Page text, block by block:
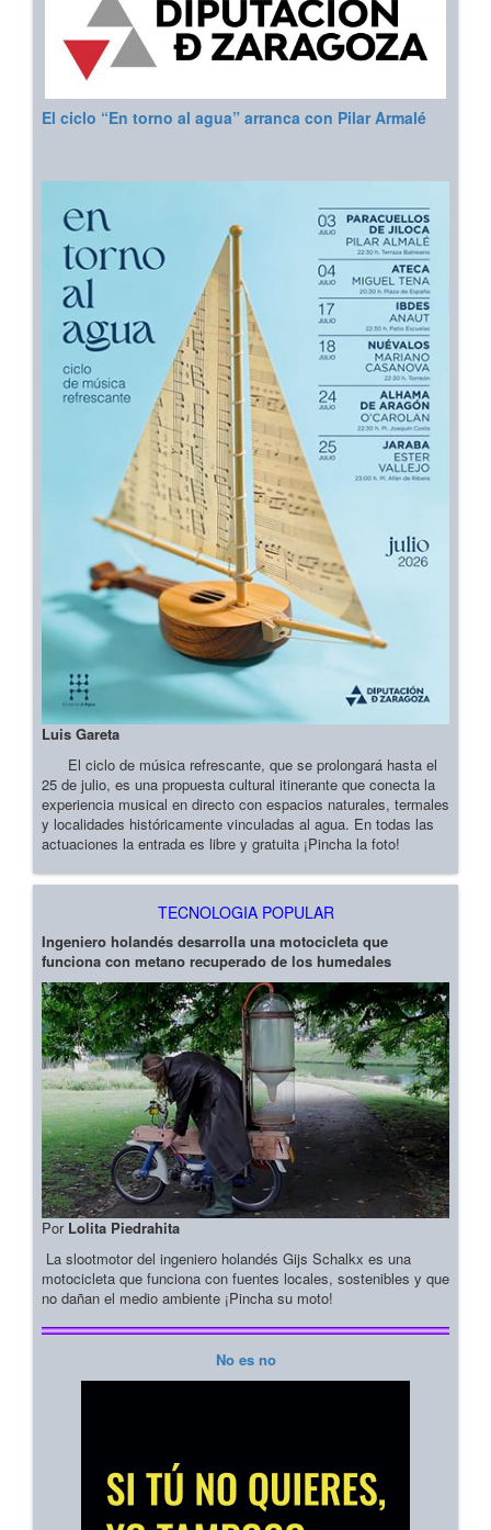
El ciclo “En torno al agua” arranca con Pilar Armalé
Luis Gareta
El ciclo de música refrescante, que se prolongará hasta el
25 de julio, es una propuesta cultural itinerante que conecta la
experiencia musical en directo con espacios naturales, termales
y localidades históricamente vinculadas al agua. En todas las
actuaciones la entrada es libre y gratuita ¡Pincha la foto!
TECNOLOGIA POPULAR
Ingeniero holandés desarrolla una motocicleta que
funciona con metano recuperado de los humedales
Por Lolita Piedrahita
La slootmotor del ingeniero holandés Gijs Schalkx es una
motocicleta que funciona con fuentes locales, sostenibles y que
no dañan el medio ambiente ¡Pincha su moto!
No es no